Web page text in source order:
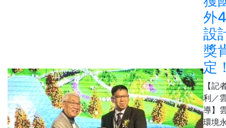
外
設
獎
定
【記
利／
導】
環境